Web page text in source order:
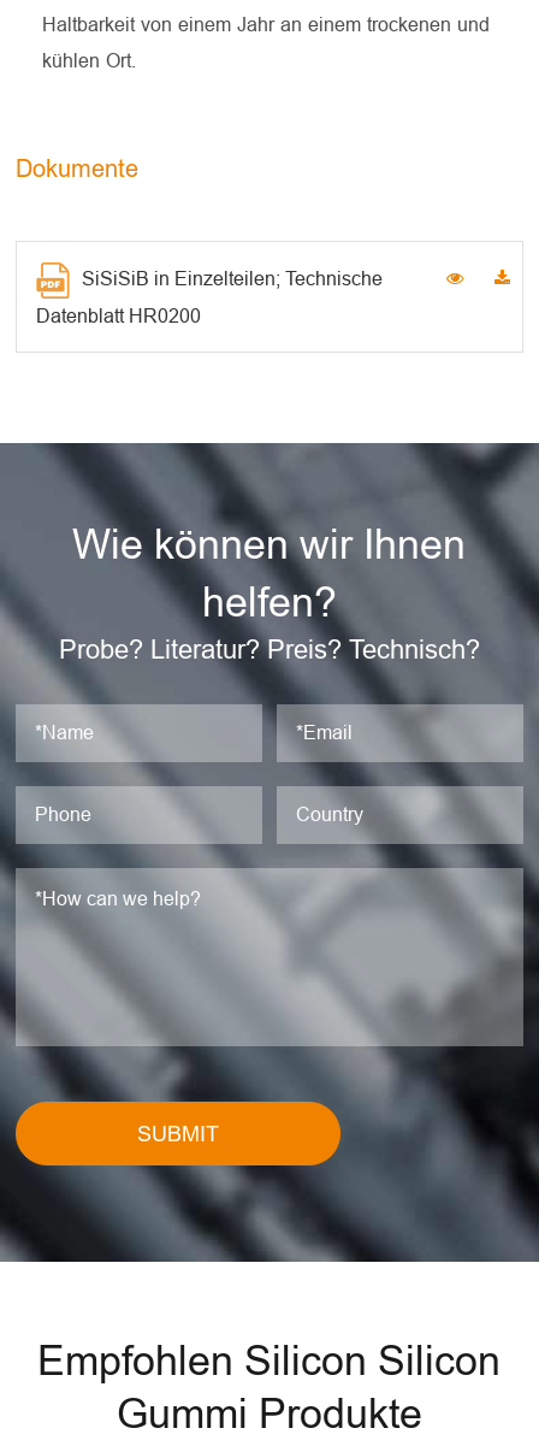
Haltbarkeit von einem Jahr an einem trockenen und
kühlen Ort.
Dokumente
SiSiSiB in Einzelteilen; Technische
Datenblatt HR0200
Wie können wir Ihnen
helfen?
Probe? Literatur? Preis? Technisch?
SUBMIT
Empfohlen Silicon Silicon
Gummi Produkte